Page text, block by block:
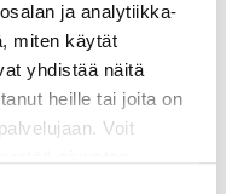
ja analytiikka-
miten käytät
yhdistää näitä
heille tai joita on
Voit
ja